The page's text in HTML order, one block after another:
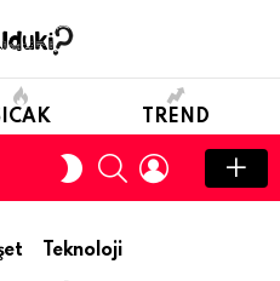
TREND
SWITCH
SKIN
SEARCHLOGIN
Teknoloji